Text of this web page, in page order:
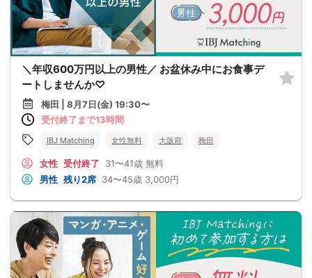
＼年収600万円以上の男性／ お盆休み中にお食事デ
ートしませんか♡
梅田 | 8月7日(金) 19:30〜
受付終了まで13時間
IBJ Matching 女性無料 大阪府 梅田
女性 受付終了 31〜41歳 無料
男性 残り2席 34〜45歳 3,000円